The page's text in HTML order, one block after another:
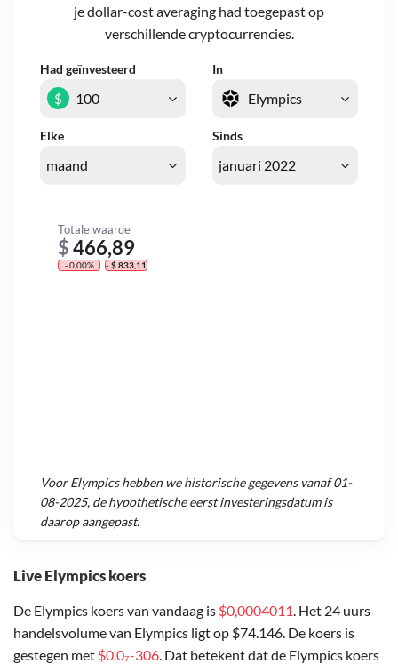
Live Elympics koers
De Elympics koers van vandaag is $0,0004011. Het 24 uurs
handelsvolume van Elympics ligt op $74.146. De koers is
gestegen met $0,0₇-306. Dat betekent dat de Elympics koers
je dollar-cost averaging had toegepast op
verschillende cryptocurrencies.
Had geïnvesteerd In
Elke Sinds
$
Totale waarde
$466,89
- 0,00% - $ 833,11
VoorElympicshebben we historische gegevens vanaf01-
08-2025, de hypothetische eerst investeringsdatum is
daarop aangepast.